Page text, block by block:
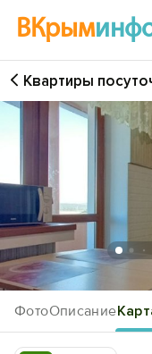
ВКрым
Войти
Избранное
История
Добавить
ФотоОписание
Квартиры